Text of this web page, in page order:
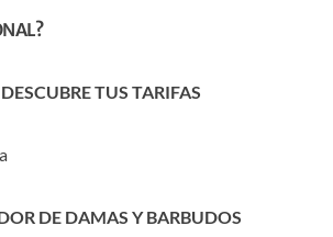
TUS TARIFAS
DE DAMAS Y BARBUDOS